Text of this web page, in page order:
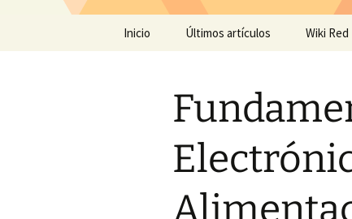
Inicio Últimos artículos Wiki Red